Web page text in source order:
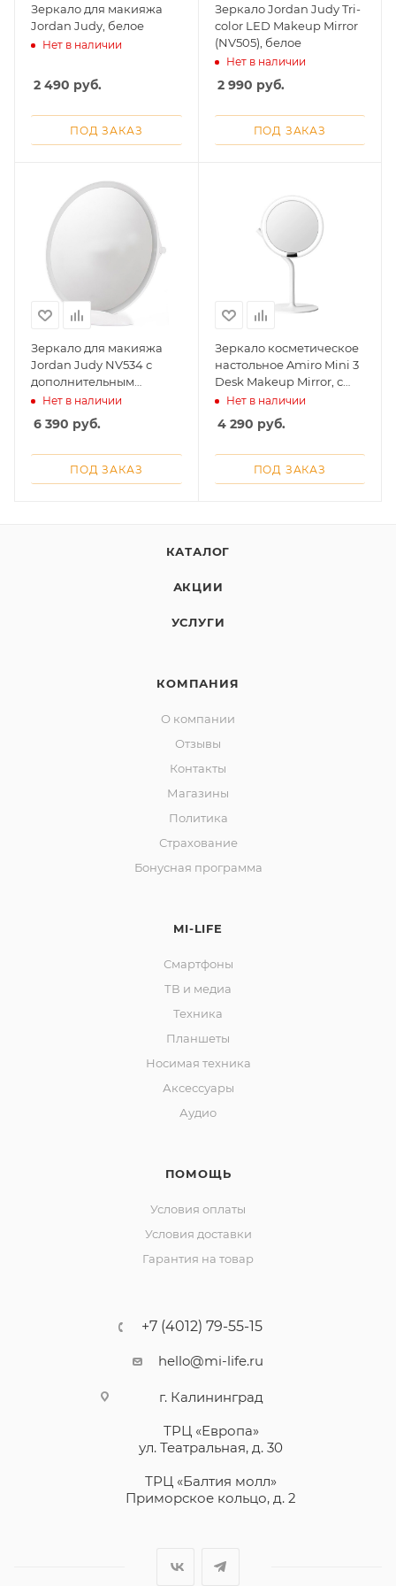
Зеркало для макияжа
Jordan Judy, белое
Нет в наличии
2 490 руб.
ПОД ЗАКАЗ
Зеркало Jordan Judy Tri-
color LED Makeup Mirror
(NV505), белое
Нет в наличии
2 990 руб.
ПОД ЗАКАЗ
Зеркало для макияжа
Jordan Judy NV534 с
дополнительным
зеркалом, белое
Нет в наличии
6 390 руб.
ПОД ЗАКАЗ
Зеркало косметическое
настольное Amiro Mini 3
Desk Makeup Mirror, с
подсветкой, белое
Нет в наличии
4 290 руб.
ПОД ЗАКАЗ
КАТАЛОГ
АКЦИИ
УСЛУГИ
КОМПАНИЯ
О компании
Отзывы
Контакты
Магазины
Политика
Страхование
Бонусная программа
MI-LIFE
Смартфоны
ТВ и медиа
Техника
Планшеты
Носимая техника
Аксессуары
Аудио
ПОМОЩЬ
Условия оплаты
Условия доставки
Гарантия на товар
+7 (4012) 79-55-15
hello@mi-life.ru
г. Калининград
ТРЦ «Европа»
ул. Театральная, д. 30
ТРЦ «Балтия молл»
Приморское кольцо, д. 2
Добавляйте товары
в корзину
% картой любого банка
Получайте товар
выбранный способом
75% будут
списыватьсяс вашей карты
по
25 %каждые 2 недели
Подробнее
об оплате Плайтом
plait.ru